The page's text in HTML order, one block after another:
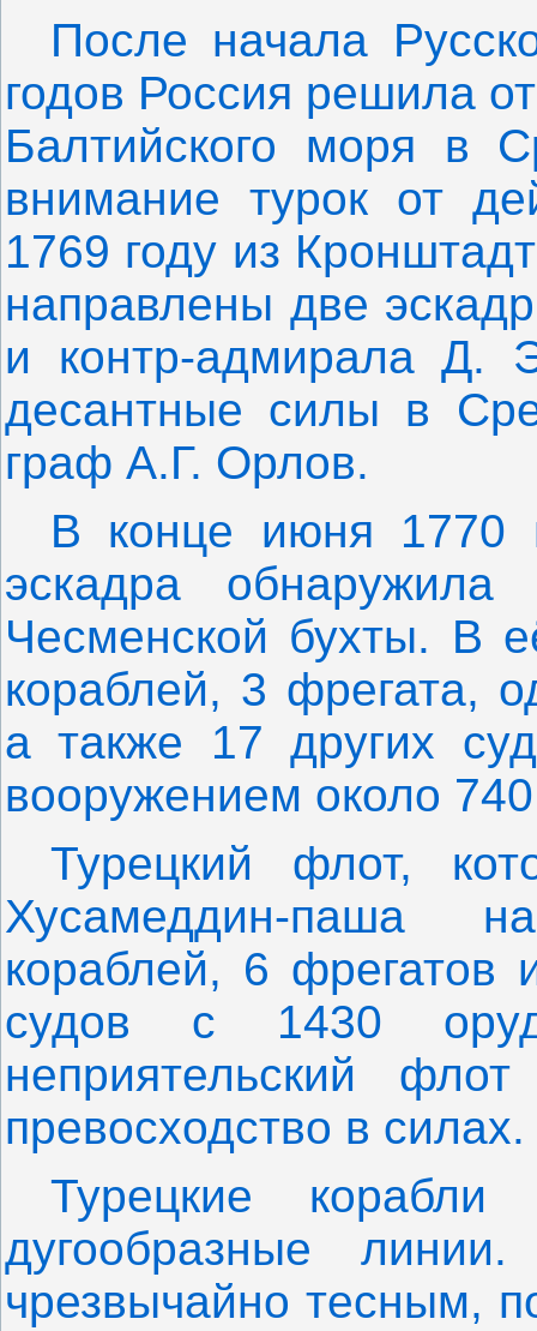
После начала
годов Россия решила
Балтийского моря в
внимание турок от
1769 году из
направлены две
и контр-адмирала Д.
десантные силы в
граф А.Г. Орлов.
В конце июня 1770
эскадра
Чесменской бухты. В
кораблей, 3 фрегата,
а также 17 других
вооружением около
Турецкий флот,
Хусамеддин-паша
кораблей, 6 фрегатов
судов с 1430
неприятельский
превосходство в силах.
Турецкие
дугообразные
чрезвычайно тесным,